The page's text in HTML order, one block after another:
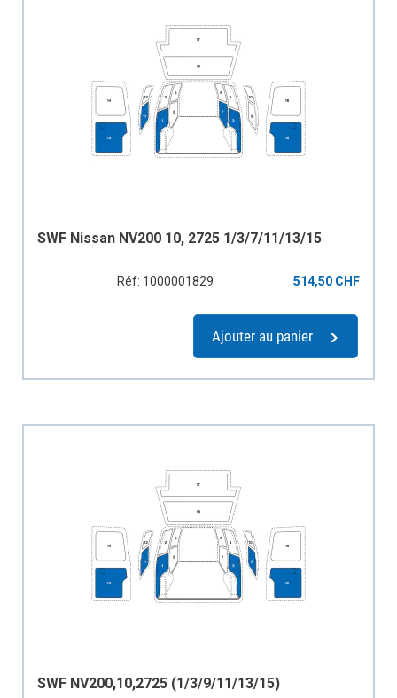
SWF Nissan NV200 10, 2725 1/3/7/11/13/15
Réf: 1000001829 514,50 CHF
Ajouter au panier
SWF NV200,10,2725 (1/3/9/11/13/15)